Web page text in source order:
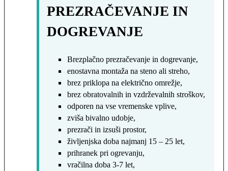
PREZRAČEVANJE IN
DOGREVANJE
Brezplačno prezračevanje in dogrevanje,
enostavna montaža na steno ali streho,
brez priklopa na električno omrežje,
brez obratovalnih in vzdrževalnih stroškov,
odporen na vse vremenske vplive,
zviša bivalno udobje,
prezrači in izsuši prostor,
življenjska doba najmanj 15 – 25 let,
prihranek pri ogrevanju,
vračilna doba 3-7 let,